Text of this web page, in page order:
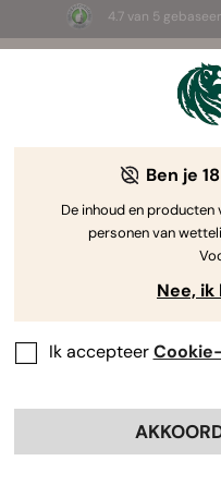
4.7 van 5
☀️ Summer
op
The
Cannabis Lifestyle
Ben je
De inhoud en producten
personen van
Nee, ik
Ik accepteer